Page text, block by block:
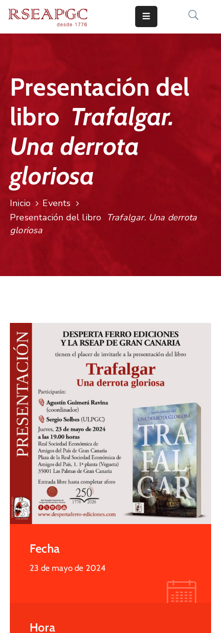
COMUNICADOS
CONOCERNOS
CONTACTO
Presentación del
libro Trafalgar.
Una derrota
gloriosa
Inicio
Events
Presentación del libro Trafalgar. Una derrota
gloriosa
Fecha
23 de mayo de 2024
Hora